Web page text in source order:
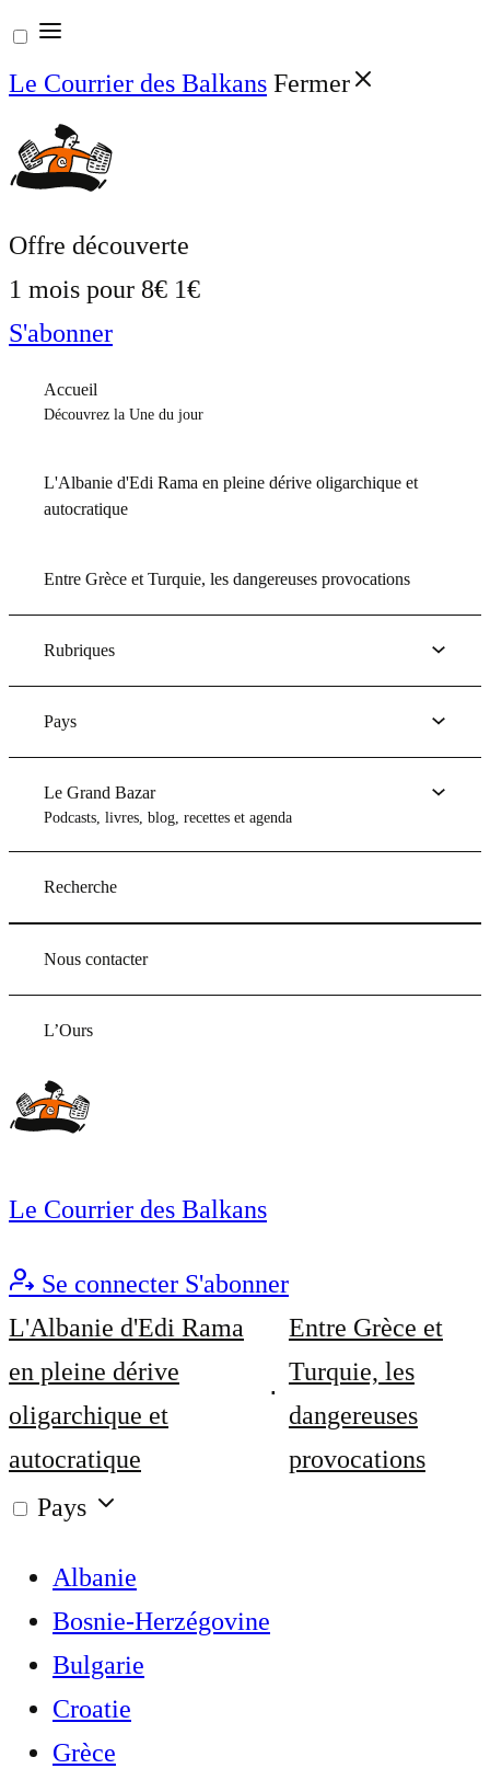
Aller
au
contenu
Le Courrier des Balkans Fermer
Offre découverte
1 mois pour 8€ 1€
S'abonner
Accueil
Découvrez la Une du jour
L'Albanie d'Edi Rama en pleine dérive oligarchique et
autocratique
Entre Grèce et Turquie, les dangereuses provocations
Rubriques
Pays
Le Grand Bazar
Podcasts, livres, blog, recettes et agenda
Recherche
Nous contacter
L’Ours
Le Courrier des Balkans
Se connecter S'abonner
L'Albanie d'Edi Rama
en pleine dérive
oligarchique et
autocratique
Entre Grèce et
Turquie, les
dangereuses
provocations
Pays
Albanie
Bosnie-Herzégovine
Bulgarie
Croatie
Grèce